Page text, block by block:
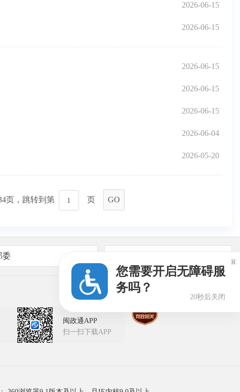
2026-06-15
2026-06-15
2026-06-15
2026-06-15
2026-06-15
2026-06-04
2026-05-20
页，跳转到第 页 GO
委
闽政通APP
扫一扫下载APP
您需要开启无障碍服
务吗？
20秒后关闭
